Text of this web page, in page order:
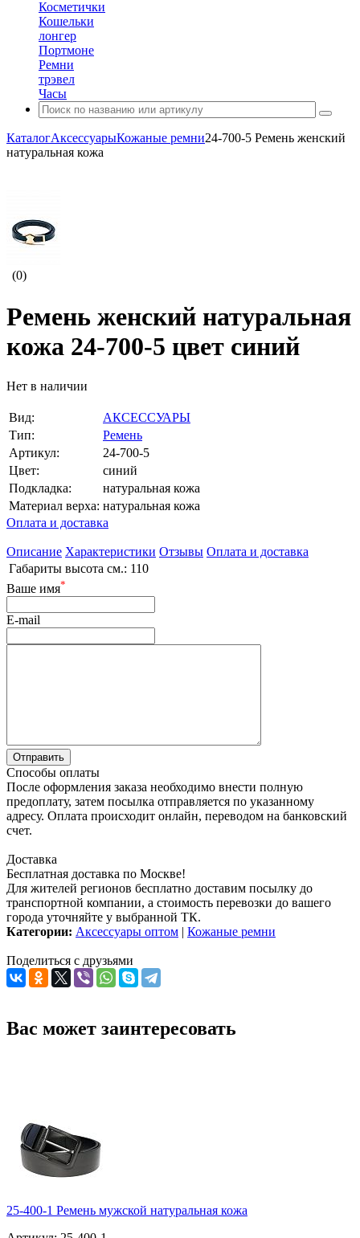
Косметички
Кошельки
лонгер
Портмоне
Ремни
трэвел
Часы
КаталогАксессуарыКожаные ремни24-700-5 Ремень женский
натуральная кожа
(0)
Ремень женский натуральная
кожа 24-700-5 цвет синий
Нет в наличии
Вид:
АКСЕССУАРЫ
Тип:
Ремень
Артикул:
24-700-5
Цвет:
синий
Подкладка:
натуральная кожа
Материал верха: натуральная кожа
Оплата и доставка
Описание Характеристики Отзывы Оплата и доставка
Габариты высота см.: 110
Ваше имя*
E-mail
Способы оплаты
После оформления заказа необходимо внести полную
предоплату, затем посылка отправляется по указанному
адресу. Оплата происходит онлайн, переводом на банковский
счет.
Доставка
Бесплатная доставка по Москве!
Для жителей регионов бесплатно доставим посылку до
транспортной компании, а стоимость перевозки до вашего
города уточняйте у выбранной ТК.
Категории: Аксессуары оптом | Кожаные ремни
Поделиться с друзьями
Вас может заинтересовать
25-400-1 Ремень мужской натуральная кожа